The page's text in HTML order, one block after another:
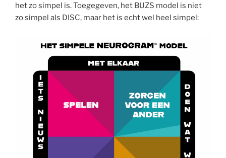
het zo simpel is. Toegegeven, het BUZS model is niet
zo simpel als DISC, maar het is echt wel heel simpel: